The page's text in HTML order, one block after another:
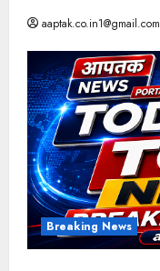
aaptak.co.in1@gmail.com
Breaking News